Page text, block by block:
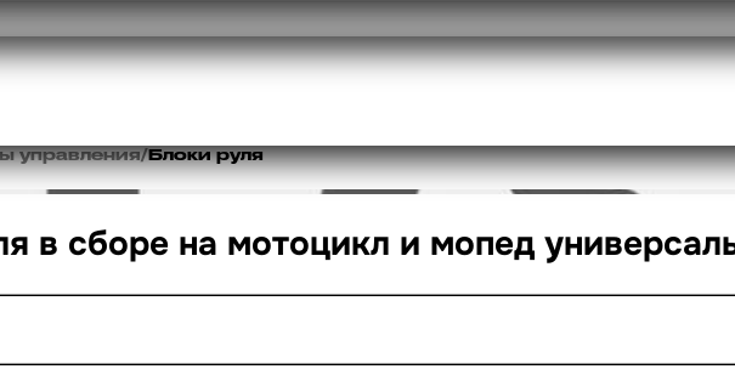
управления/Блоки руля
в сборе на мотоцикл и мопед